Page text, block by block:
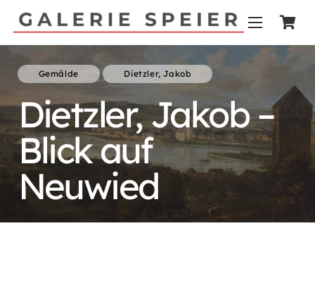
Gemälde Dietzler, Jakob
Dietzler, Jakob –
Blick auf
Neuwied